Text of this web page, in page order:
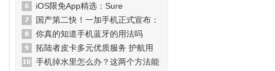
iOS限免App精选：Sure
国产第二快！一加手机正式宣布：
你真的知道手机蓝牙的用法吗
拓陆者皮卡多元优质服务 护航用
手机掉水里怎么办？这两个方法能